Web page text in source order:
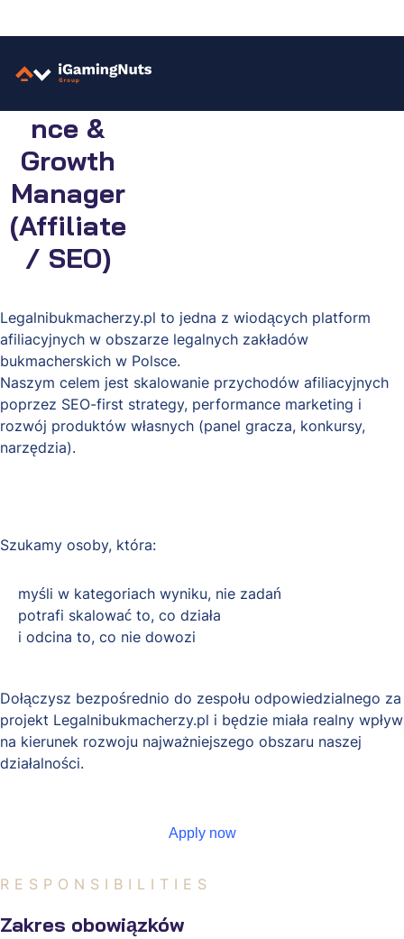
Performa
nce &
Growth
Manager
(Affiliate
/ SEO)
Legalnibukmacherzy.pl to jedna z wiodących platform
afiliacyjnych w obszarze legalnych zakładów
bukmacherskich w Polsce.
Naszym celem jest skalowanie przychodów afiliacyjnych
poprzez SEO-first strategy, performance marketing i
rozwój produktów własnych (panel gracza, konkursy,
narzędzia).
Szukamy osoby, która:
myśli w kategoriach wyniku, nie zadań
potrafi skalować to, co działa
i odcina to, co nie dowozi
Dołączysz bezpośrednio do zespołu odpowiedzialnego za
projekt Legalnibukmacherzy.pl i będzie miała realny wpływ
na kierunek rozwoju najważniejszego obszaru naszej
działalności.
Apply now
RESPONSIBILITIES
Zakres obowiązków